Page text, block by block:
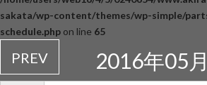
sakata/wp-content/themes/wp-simple/
schedule.php on line 65
PREV 2016年05月